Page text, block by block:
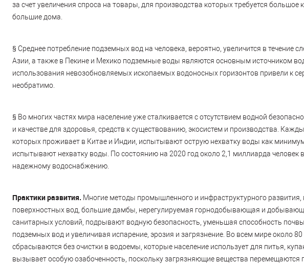
за счет увеличения спроса на товары, для производства которых требуется
большие дома.
§ Среднее потребление подземных вод на человека, вероятно, увеличится в
Азии, а также в Пекине и Мехико подземные воды являются основным источником
использования невозобновляемых ископаемых водоносных горизонтов привели к
необратимо.
§ Во многих частях мира население уже сталкивается с отсутствием водной
и качестве для здоровья, средств к существованию, экосистем и производства.
которых проживает в Китае и Индии, испытывают острую нехватку воды как
испытывают нехватку воды. По состоянию на 2020 год около 2,1 миллиарда человек
надежному водоснабжению.
Практики развития. Многие методы промышленного и инфраструктурного
поверхностных вод, большие дамбы, нерегулируемая горнодобывающая и
санитарных условий, подрывают водную безопасность, уменьшая способность
подземных вод и увеличивая испарение, эрозия и загрязнение. Во всем мире
сбрасываются без очистки в водоемы, которые население использует для питья,
вызывает особую озабоченность, поскольку загрязняющие вещества